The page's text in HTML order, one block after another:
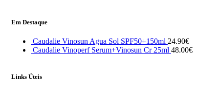
Em Destaque
Caudalie Vinosun Agua Sol SPF50+150ml 24.90€
Caudalie Vinoperf Serum+Vinosun Cr 25ml 48.00€
Links Úteis